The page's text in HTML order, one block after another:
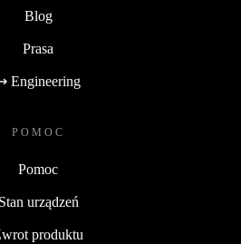
Blog
Prasa
Engineering
POMOC
Pomoc
Stan urządzeń
produktu